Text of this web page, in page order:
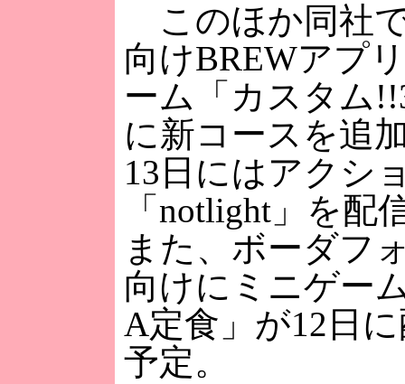
このほか同社
向けBREWアプ
ーム「カスタム
に新コースを追
13日にはアクシ
「notlight」を配
また、ボーダフ
向けにミニゲー
A定食」が12日
予定。